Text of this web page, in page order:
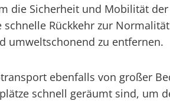
die Sicherheit und Mobilität
Rückkehr zur
umweltschonend zu entfernen.
ebenfalls von großer
schnell geräumt sind, um